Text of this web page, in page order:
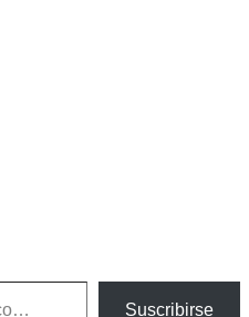
Suscribirse